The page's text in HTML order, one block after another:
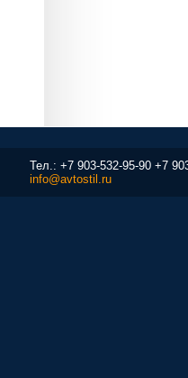
Тел.: +7 903-532-95-90 +7
info@avtostil.ru